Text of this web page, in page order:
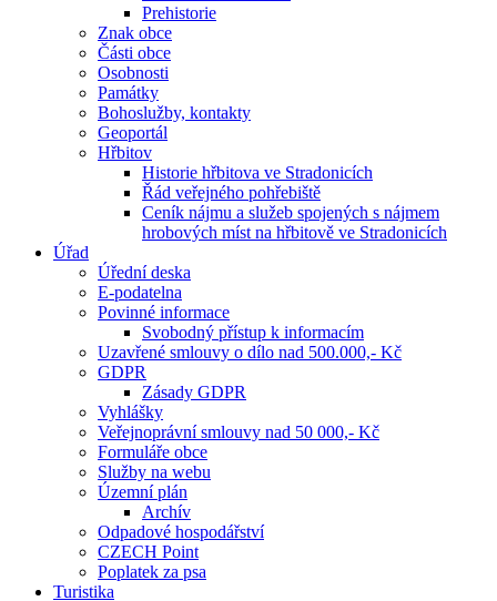
Prehistorie
Znak obce
Části obce
Osobnosti
Památky
Bohoslužby, kontakty
Geoportál
Hřbitov
Historie hřbitova ve Stradonicích
Řád veřejného pohřebiště
Ceník nájmu a služeb spojených s nájmem
hrobových míst na hřbitově ve Stradonicích
Úřad
Úřední deska
E-podatelna
Povinné informace
Svobodný přístup k informacím
Uzavřené smlouvy o dílo nad 500.000,- Kč
GDPR
Zásady GDPR
Vyhlášky
Veřejnoprávní smlouvy nad 50 000,- Kč
Formuláře obce
Služby na webu
Územní plán
Archív
Odpadové hospodářství
CZECH Point
Poplatek za psa
Turistika